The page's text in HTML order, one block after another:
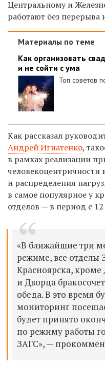
Центральному и
работают без перерыва
Материалы по теме
Как организовать
и не сойти с ума
Топ советов
Как рассказал
Андрей Игнатенко,
в рамках реализации
человекоцентричности
и распределения
в самое популярное у
отделов — в период с
«В ближайшие три
режиме, все отделы
Красноярска,
и Дворца
обеда. В это время
мониторинг
будет принято
по режиму работы
ЗАГС», —